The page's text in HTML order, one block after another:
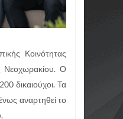
Κοινότητας
Νεοχωρακίου. Ο
δικαιούχοι. Τα
αναρτηθεί το